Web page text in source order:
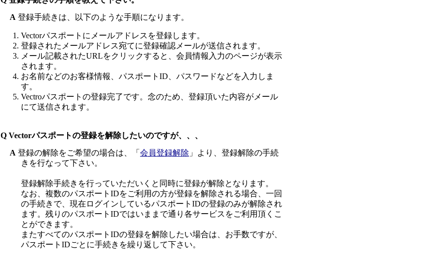
A 登録手続きは、以下のような手順になります。
Vectorパスポートにメールアドレスを登録します。
登録されたメールアドレス宛てに登録確認メールが送信されます。
メール記載されたURLをクリックすると、会員情報入力のページが表示
されます。
お名前などのお客様情報、パスポートID、パスワードなどを入力しま
す。
Vectroパスポートの登録完了です。念のため、登録頂いた内容がメール
にて送信されます。
Q Vectorパスポートの登録を解除したいのですが、、、
A 登録の解除をご希望の場合は、「 会員登録解除 」より、登録解除の手続
きを行なって下さい。
登録解除手続きを行っていただいくと同時に登録が解除となります。
なお、複数のパスポートIDをご利用の方が登録を解除される場合、一回
の手続きで、現在ログインしているパスポートIDの登録のみが解除され
ます。残りのパスポートIDではいままで通り各サービスをご利用頂くこ
とができます。
またすべてのパスポートIDの登録を解除したい場合は、お手数ですが、
パスポートIDごとに手続きを繰り返して下さい。